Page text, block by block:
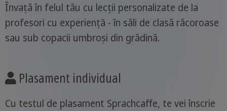
Învață în felul tău cu lecții personalizate de la
profesori cu experiență - în săli de clasă răcoroase
sau sub copacii umbroși din grădină.
Plasament individual
Cu testul de plasament Sprachcaffe, te vei înscrie